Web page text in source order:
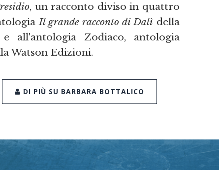
, un racconto diviso in quattro
Il grande racconto di Dalì della
all'antologia Zodiaco, antologia
Watson Edizioni.
DI PIÙ SU BARBARA BOTTALICO